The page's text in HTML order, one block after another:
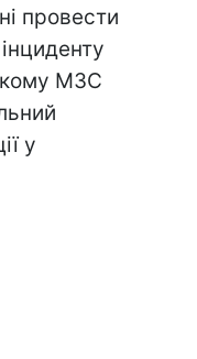
провести
МЗС
у